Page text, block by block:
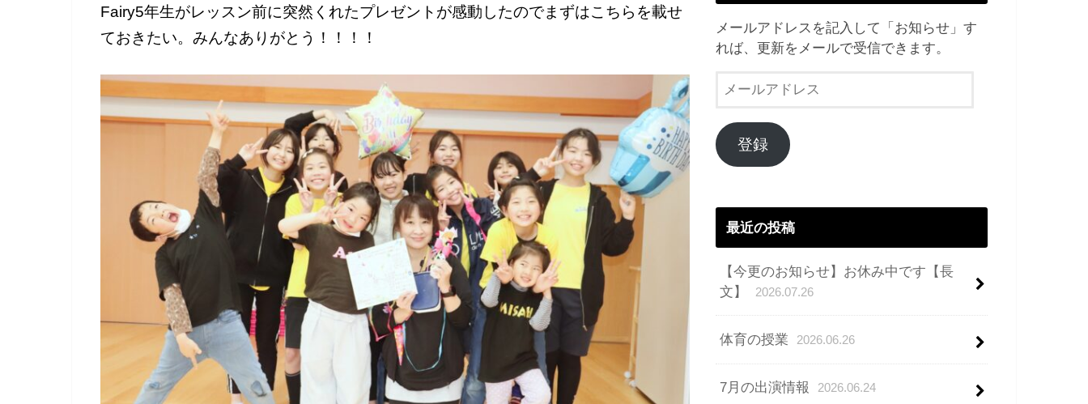
Fairy5年生がレッスン前に突然くれたプレゼントが感動したのでまずはこちらを載せ
ておきたい。みんなありがとう！！！！
メールアドレスを記入して「お知らせ」す
れば、更新をメールで受信できます。
ル
ア
ド
登録
最近の投稿
【今更のお知らせ】お休み中です【長
文】
2026.07.26
体育の授業 2026.06.26
7月の出演情報 2026.06.24